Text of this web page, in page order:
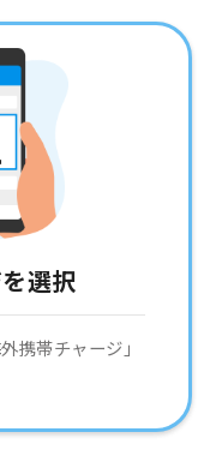
選択
携帯チャージ」